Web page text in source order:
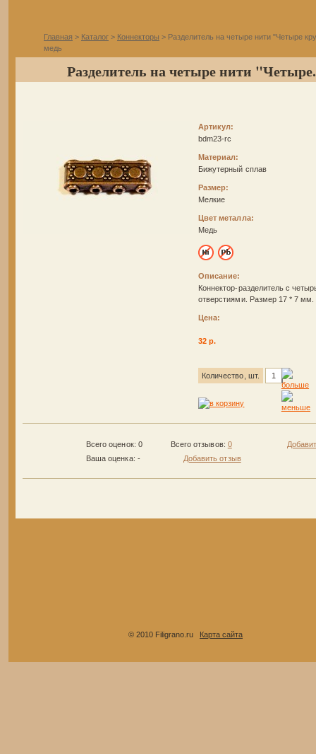
Главная > Каталог > Коннекторы > Разделитель на четыре нити "Четыре
медь
Разделитель на четыре нити
Артикул:
bdm23-rc
Материал:
Бижутерный сплав
Размер:
Мелкие
Цвет металла:
Медь
Описание:
Коннектор-разделитель с
отверстиями. Размер 17 * 7 мм.
Цена:
32 р.
Количество, шт.
Всего оценок: 0
Ваша оценка: -
Всего отзывов: 0
Добавить отзыв
© 2010 Filigrano.ru Карта сайта